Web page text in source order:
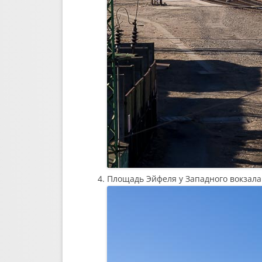
Площадь Эйфеля у Западного